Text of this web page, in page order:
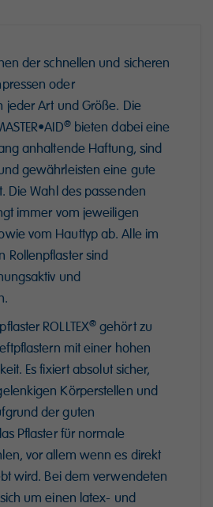
der schnellen und sicheren
oder
jeder Art und Größe. Die
®bieten dabei eine
anhaltende Haftung, sind
gewährleisten eine gute
Die Wahl des passenden
immer vom jeweiligen
vom Hauttyp ab. Alle im
Rollenpflaster sind
und
ROLLTEX®gehört zu
mit einer hohen
Es fixiert absolut sicher,
Körperstellen und
der guten
Pflaster für normale
vor allem wenn es direkt
wird. Bei dem verwendeten
um einen latex- und